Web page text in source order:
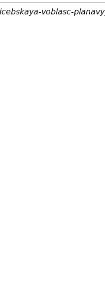
voblasc-